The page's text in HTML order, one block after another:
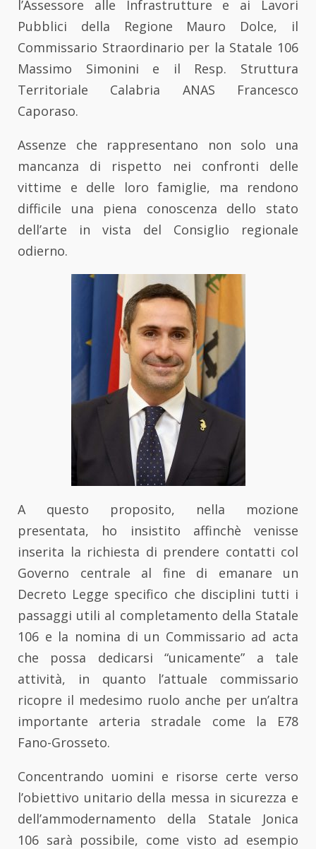
l’Assessore alle Infrastrutture e ai Lavori
Pubblici della Regione Mauro Dolce, il
Commissario Straordinario per la Statale 106
Massimo Simonini e il Resp. Struttura
Territoriale Calabria ANAS Francesco
Caporaso.
Assenze che rappresentano non solo una
mancanza di rispetto nei confronti delle
vittime e delle loro famiglie, ma rendono
difficile una piena conoscenza dello stato
dell’arte in vista del Consiglio regionale
odierno.
A questo proposito, nella mozione
presentata, ho insistito affinchè venisse
inserita la richiesta di prendere contatti col
Governo centrale al fine di emanare un
Decreto Legge specifico che disciplini tutti i
passaggi utili al completamento della Statale
106 e la nomina di un Commissario ad acta
che possa dedicarsi “unicamente” a tale
attività, in quanto l’attuale commissario
ricopre il medesimo ruolo anche per un’altra
importante arteria stradale come la E78
Fano-Grosseto.
Concentrando uomini e risorse certe verso
l’obiettivo unitario della messa in sicurezza e
dell’ammodernamento della Statale Jonica
106 sarà possibile, come visto ad esempio